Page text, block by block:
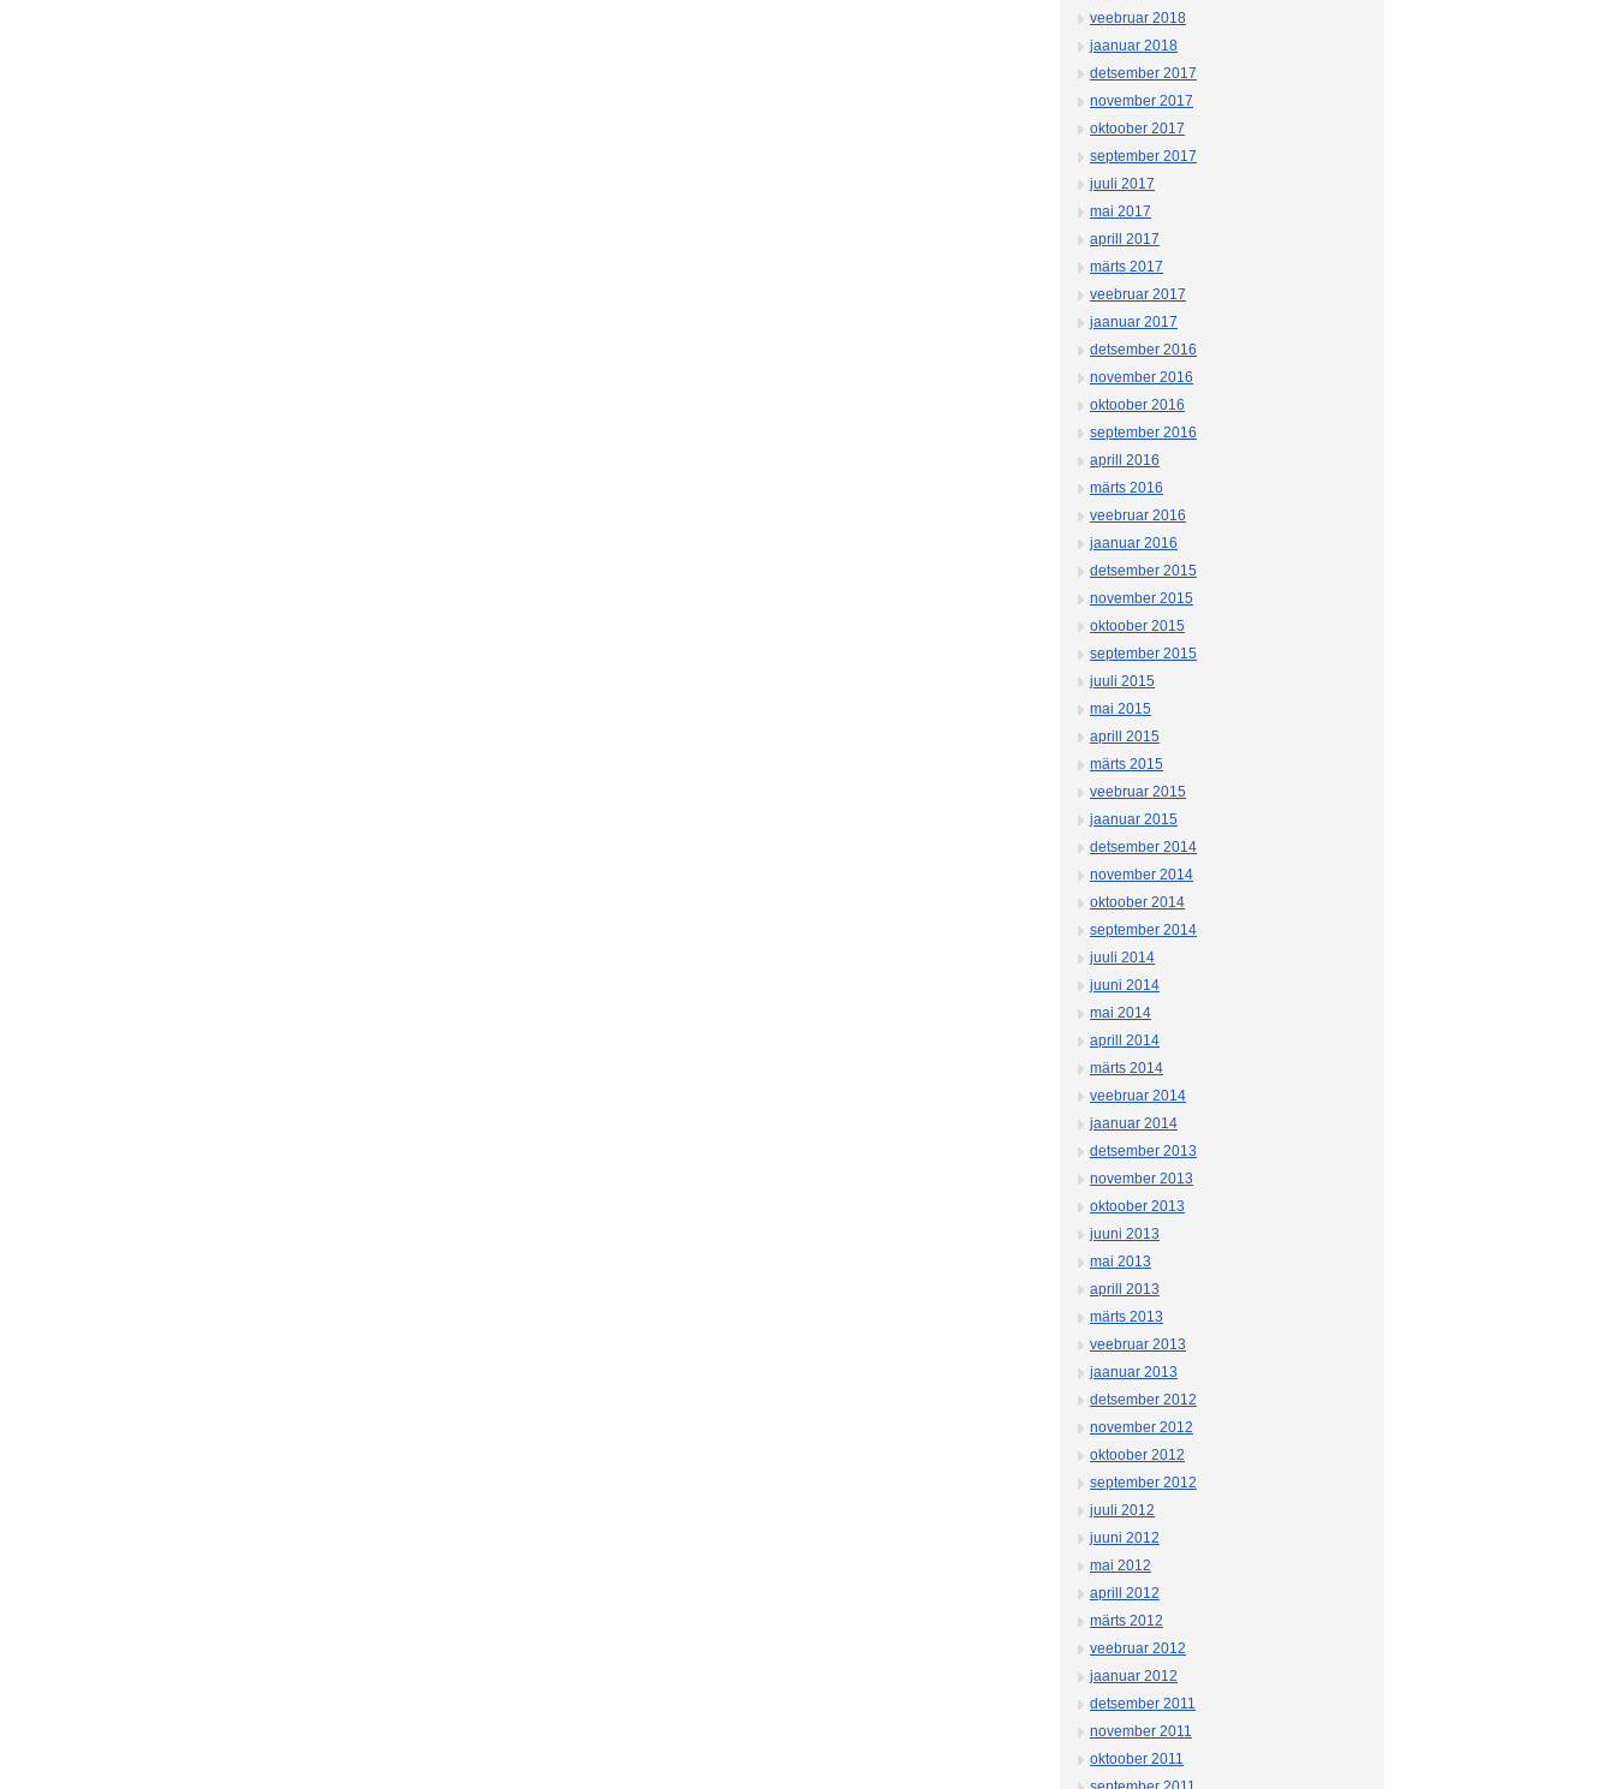
veebruar 2018
jaanuar 2018
detsember 2017
november 2017
oktoober 2017
september 2017
juuli 2017
mai 2017
aprill 2017
märts 2017
veebruar 2017
jaanuar 2017
detsember 2016
november 2016
oktoober 2016
september 2016
aprill 2016
märts 2016
veebruar 2016
jaanuar 2016
detsember 2015
november 2015
oktoober 2015
september 2015
juuli 2015
mai 2015
aprill 2015
märts 2015
veebruar 2015
jaanuar 2015
detsember 2014
november 2014
oktoober 2014
september 2014
juuli 2014
juuni 2014
mai 2014
aprill 2014
märts 2014
veebruar 2014
jaanuar 2014
detsember 2013
november 2013
oktoober 2013
juuni 2013
mai 2013
aprill 2013
märts 2013
veebruar 2013
jaanuar 2013
detsember 2012
november 2012
oktoober 2012
september 2012
juuli 2012
juuni 2012
mai 2012
aprill 2012
märts 2012
veebruar 2012
jaanuar 2012
detsember 2011
november 2011
oktoober 2011